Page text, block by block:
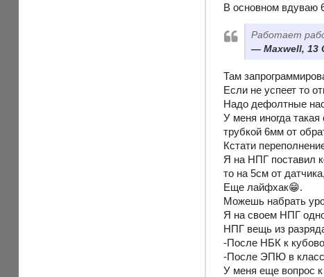
В основном вдуваю
Работает
Maxwell, 13
Там
Если не успеет то
Надо дефолтные
У меня иногда
трубкой 6мм от
Кстати
Я на НПГ поставил
то на 5см от
Еще лайфхак😁.
Можешь набрать
Я на своем НПГ
НПГ вещь из
-После НБК к
-После ЭПЮ в
У меня еще вопрос к